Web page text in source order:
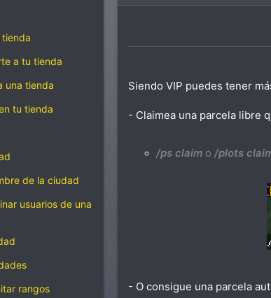
a tu tienda
una tienda
tu tienda
de la ciudad
usuarios de una
rangos
Siendo VIP puedes tener
- Claimea una parcela libre
/ps claim o /plots
- O consigue una parcela